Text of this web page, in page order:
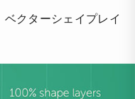
クターシェイプレイ